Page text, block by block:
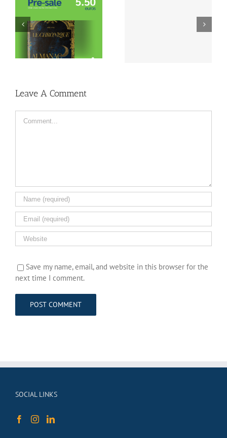
Lustrum Week
Inschrijving | 1989-
2024
Lustrum Study Trip:
Leave A Comment
Save my name, email, and website in this browser for the
next time I comment.
SOCIAL LINKS